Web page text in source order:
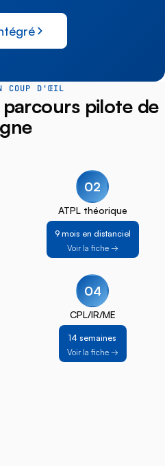
COUP D'ŒIL
pilote de
02
ATPL théorique
9 mois en distanciel
Voir la fiche →
04
CPL/IR/ME
14 semaines
Voir la fiche →